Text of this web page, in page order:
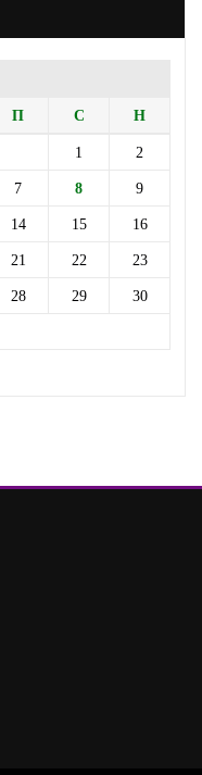
П С Н
1 2
7 8 9
14 15 16
21 22 23
28 29 30